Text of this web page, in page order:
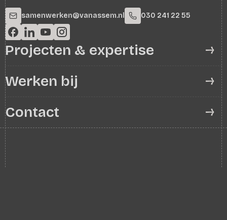
samenwerken@vanassem.nl 030 241 22 55
Projecten & expertise
Werken bij
Contact